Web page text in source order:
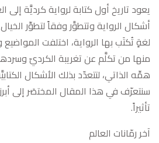
أشكال الرواية وتتطوَّر وفقاً لتطوِّر
لغةٍ تُكتَب بها الرواية، اختلفت
منها من تكلَّم عن تغريبة الكرديّ
همِّه الذاتي، لتتعدّد بذلك الأشكال
سنتعرّف في هذا المقال المختصَر إلى أبرز
تأثيراً.
آخر رمّانات العالم